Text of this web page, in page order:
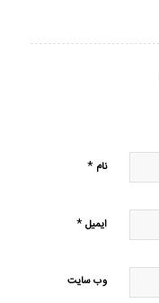
نام *
ایمیل*
وب‌ سایت